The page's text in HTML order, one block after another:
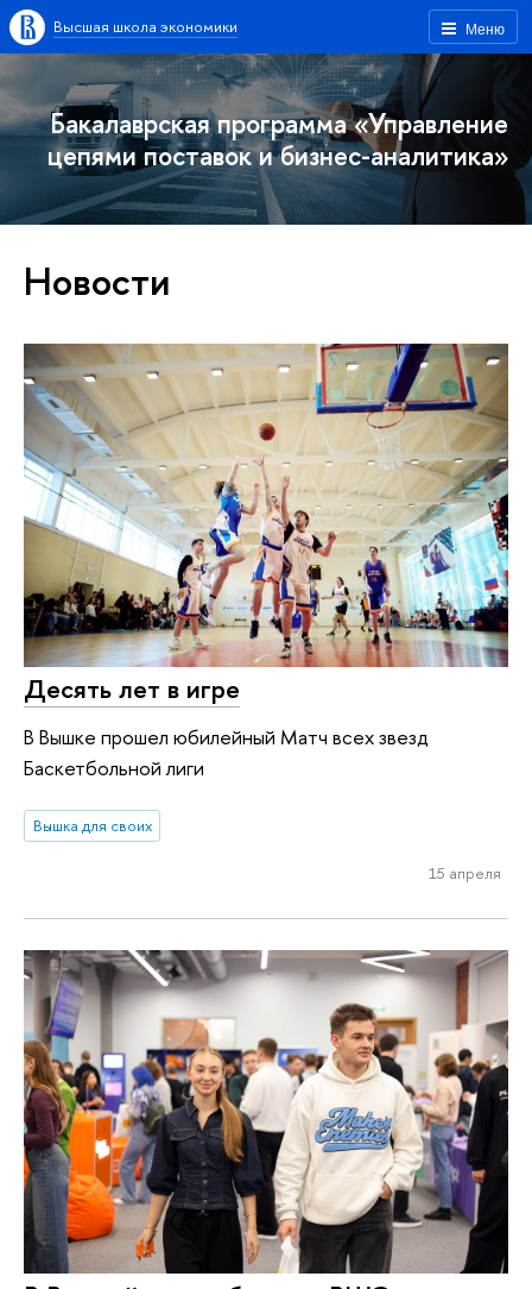
Меню
Высшая школа экономики
Бакалаврская программа «Управление
цепями поставок и бизнес-аналитика»
Новости
Десять лет в игре
В Вышке прошел юбилейный Матч всех звезд
Баскетбольной лиги
Вышка для своих
15 апреля